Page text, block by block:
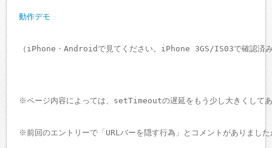
動作デモ
（iPhone・Androidで見てください。iPhone 3GS/IS03で確認済
※ページ内容によっては、setTimeoutの遅延をもう少し大きくして
※前回のエントリーで「URLバーを隠す行為」とコメントがありまし